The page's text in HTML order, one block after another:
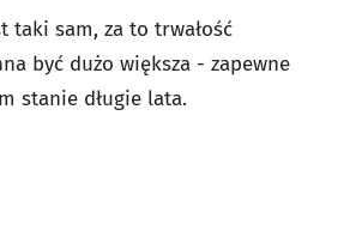
taki sam, za to trwałość
być dużo większa - zapewne
stanie długie lata.